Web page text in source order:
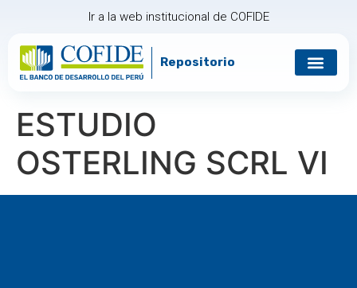
Ir a la web institucional de COFIDE
Repositorio
ESTUDIO
OSTERLING SCRL VI